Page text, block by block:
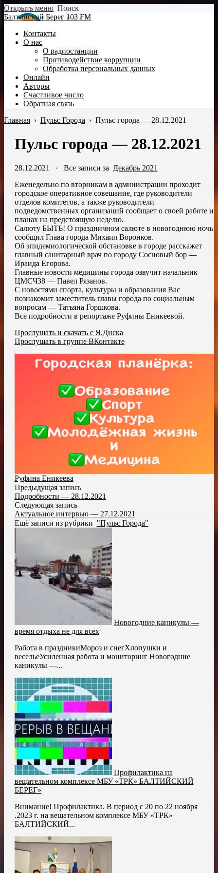
Открыть меню Поиск
Балтийский Берег 103 FM
Контакты
О нас
О радиостанции
Противодействие коррупции
Обработка персональных данных
Онлайн
Авторы
Счастливое число
Обратная связь
Главная › Пульс Города › Пульс города — 28.12.2021
Пульс города — 28.12.2021
28.12.2021 · Все записи за Декабрь 2021
Еженедельно по вторникам в администрации проходит
городское оперативное совещание, где руководители
отделов комитетов, а также руководители
подведомственных организаций сообщает о своей работе и
планах на предстоящую неделю.
Салюту БЫТЬ! О праздничном салюте в новогоднюю ночь
сообщил Глава города Михаил Воронков.
Об эпидемиологической обстановке в городе расскажет
главный санитарный врач по городу Сосновый бор —
Ираида Егорова.
Главные новости медицины города озвучит начальник
ЦМСЧ38 — Павел Рязанов.
С новостями спорта, культуры и образования Вас
познакомит заместитель главы города по социальным
вопросам — Татьяна Горшкова.
Все подробности в репортаже Руфины Еникеевой.
Прослушать и скачать с Я.Диска
Прослушать в группе ВКонтакте
Руфина Еникеева
Предыдущая запись
Подробности — 28.12.2021
Следующая запись
Актуальное интервью — 27.12.2021
Ещё записи из рубрики "Пульс Города"
Новогодние каникулы —
время отдыха не для всех
Работа в праздникиМороз и снегХлопушки и
весельеУсиленная работа и мониторинг Новогодние
каникулы —...
Профилактика на
вещательном комплексе МБУ «ТРК» БАЛТИЙСКИЙ
БЕРЕГ»
Внимание! Профилактика. В период с 20 по 22 ноября
.2023 г. на вещательном комплексе МБУ «ТРК»
БАЛТИЙСКИЙ...